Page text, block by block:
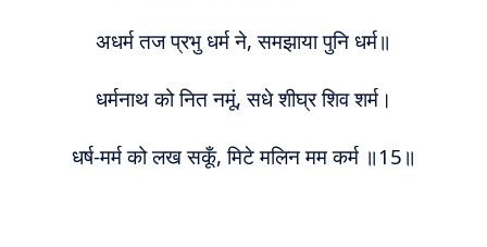
अधर्म तज प्रभुधर्मने, समझाया पुनि धर्म॥
धर्मनाथ को नित नमूं, सधे शीघ्र शिव शर्म।
धर्ष-मर्म को लख सकूँ, मिटे मलिनममकर्म ॥15॥